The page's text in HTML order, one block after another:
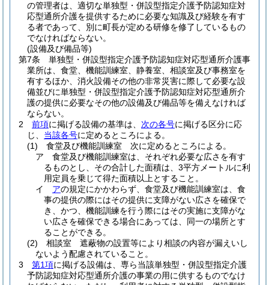
の管理者は、適切な単独型・併設型指定介護予防認知症対
応型通所介護を提供するために必要な知識及び経験を有す
る者であって、別に町長が定める研修を修了しているもの
でなければならない。
(設備及び備品等)
第7条
単独型・併設型指定介護予防認知症対応型通所介護事
業所は、食堂、機能訓練室、静養室、相談室及び事務室を
有するほか、消火設備その他の非常災害に際して必要な設
備並びに単独型・併設型指定介護予防認知症対応型通所介
護の提供に必要なその他の設備及び備品等を備えなければ
ならない。
2
前項に掲げる設備の基準は、 次の各号に掲げる区分に応
じ、 当該各号に定めるところによる。
(1)
食堂及び機能訓練室 次に定めるところによる。
ア
食堂及び機能訓練室は、それぞれ必要な広さを有す
るものとし、その合計した面積は、3平方メートルに利
用定員を乗じて得た面積以上とすること。
イ
アの規定にかかわらず、食堂及び機能訓練室は、食
事の提供の際にはその提供に支障がない広さを確保で
き、かつ、機能訓練を行う際にはその実施に支障がな
い広さを確保できる場合にあっては、同一の場所とす
ることができる。
(2)
相談室 遮蔽物の設置等により相談の内容が漏えいし
ないよう配慮されていること。
3
第1項に掲げる設備は、専ら当該単独型・併設型指定介護
予防認知症対応型通所介護の事業の用に供するものでなけ